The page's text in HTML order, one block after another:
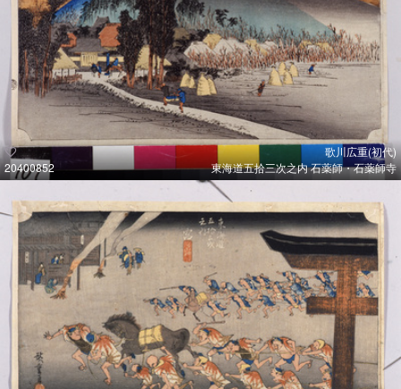
20400852
歌川広重(初代)
東海道五拾三次之内 石薬師・石薬師寺